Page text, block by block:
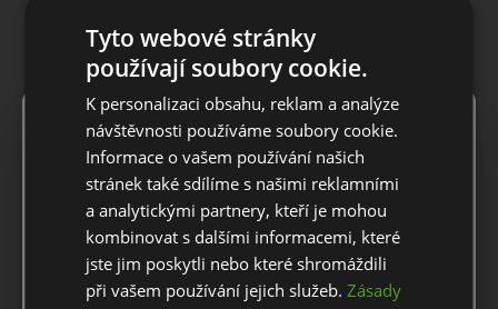
Kompletní sada Wilson Pro Staff JGI LG Junior BLUE 11-14 let,
Golfový set Wilson Deep Red Junior je určený pro juniorské
hráče s výškou 140 - 160 cm (11 - 14 let).
Složení setu: driver + headcover, hybrid+ headcover, long iron,
short iron, wedge, putter, bag s nožičkami.
Patentovaný systém Wilson „Custom fit in a box“™ Junior fiting
systém má osm možností velikosti, podle věku a výšky vhodný
pro každého juniorského hráče! Navrženo s technologií Super
Notice
For European orders outside Slovakia and Czech Republic,
please use our European website.
Stay on this website
Tyto webové stránky
používají soubory cookie.
K personalizaci obsahu, reklam a analýze
návštěvnosti používáme soubory cookie.
Informace o vašem používání našich
stránek také sdílíme s našimi reklamními
a analytickými partnery, kteří je mohou
kombinovat s dalšími informacemi, které
jste jim poskytli nebo které shromáždili
při vašem používání jejich služeb.Zásady